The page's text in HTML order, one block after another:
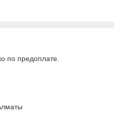
по предоплате.